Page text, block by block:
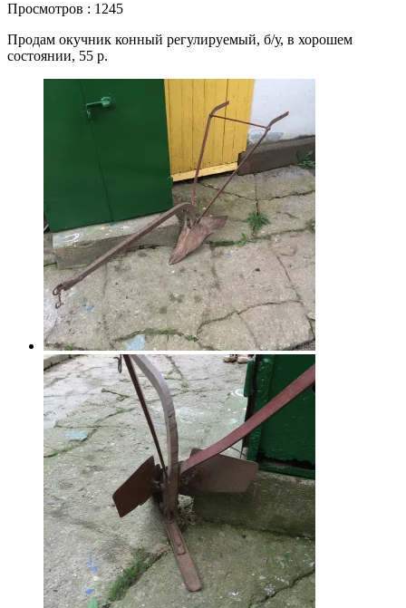
Просмотров : 1245
Продам окучник конный регулируемый, б/у, в хорошем
состоянии, 55 р.